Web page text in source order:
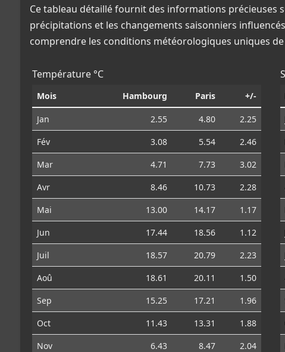
Ce tableau détaillé fournit des informations précieuses
précipitations et les changements saisonniers
comprendre les conditions météorologiques uniques
Température °C
Mois Hambourg Paris +/-
Jan 2.55 4.80
2.25
Fév
3.08 5.54
2.46
Mar
4.71 7.73
3.02
Avr
8.46 10.73
2.28
Mai
13.00 14.17
1.17
Jun
17.44 18.56
1.12
Juil
18.57 20.79
2.23
Aoû
18.61 20.11
1.50
Sep
15.25 17.21
1.96
Oct
11.43 13.31
1.88
Nov
6.43 8.47
2.04